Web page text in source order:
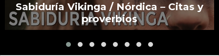
Sabiduría Vikinga / Nórdica – Citas y
proverbios